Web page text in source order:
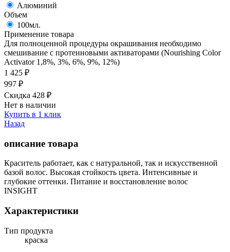
Алюминий
Объем
100мл.
Применение товара
Для полноценной процедуры окрашивания необходимо
смешивание с протеиновыми активаторами (Nourishing Color
Activator 1,8%, 3%, 6%, 9%, 12%)
1 425 ₽
997 ₽
Скидка 428 ₽
Нет в наличии
Купить в 1 клик
Назад
описание товара
Краситель работает, как с натуральной, так и искусственной
базой волос. Высокая стойкость цвета. Интенсивные и
глубокие оттенки. Питание и восстановление волос
INSIGHT
Характеристики
Тип продукта
краска